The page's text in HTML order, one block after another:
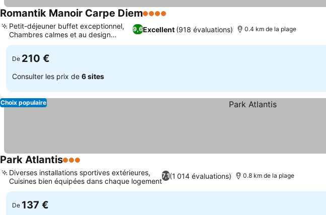
Romantik Manoir Carpe Diem4 Étoiles
9,6Excellent (918 évaluations)
Petit-déjeuner buffet exceptionnel,
Chambres calmes et au design
unique
0.4 km de la plage
De 210 €
Consulter les prix de 6 sites
Choix populaire
Park Atlantis3 Étoiles
7,1(1 014 évaluations)
Diverses installations sportives extérieures,
Cuisines bien équipées dans chaque logement
0.8 km de la plage
De 137 €